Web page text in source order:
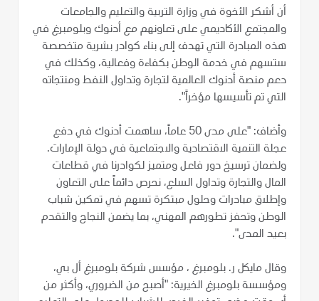
أن أشكر الأخوة في وزارة التربية والتعليم والجامعات
والمجتمع الأكاديمي على تعاونهم مع أدنوك وبلومبرغ في
هذه المبادرة التي تهدف إلى بناء كوادر بشرية متخصصة
ستسهم في خدمة الوطن بكفاءة وفعالية، وكذلك في
دعم منصة أدنوك العالمية لتجارة وتداول النفط ومنتجاته
التي تم تأسيسها مؤخراً".
وأضاف: "على مدى 50 عاماً، ساهمت أدنوك في دفع
عجلة التنمية الاقتصادية والاجتماعية في دولة الإمارات.
ولضمان ترسيخ دور فاعل ومتميز لكوادرنا في قطاعات
المال والتجارة وتداول السلع، نحرص دائماً على التعاون
وإطلاق مبادرات وحلول مبتكرة تسهم في تمكين شباب
الوطن وتحفز تطورهم المهني، بما يضمن النجاح والتقدم
بعيد المدى".
وقال مايكل ر. بلومبرغ ، مؤسس شركة بلومبرغ أل بي،
ومؤسسة بلومبرغ الخيرية: "أصبح من الضروري، وأكثر من